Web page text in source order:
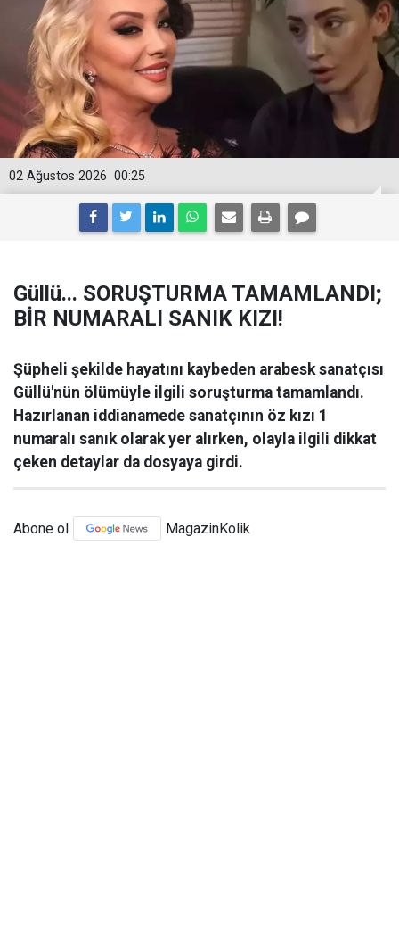
00:25
02 Ağustos 2026
Güllü... SORUŞTURMA TAMAMLANDI;
BİR NUMARALI SANIK KIZI!
Şüpheli şekilde hayatını kaybeden arabesk sanatçısı
Güllü'nün ölümüyle ilgili soruşturma tamamlandı.
Hazırlanan iddianamede sanatçının öz kızı 1
numaralı sanık olarak yer alırken, olayla ilgili dikkat
çeken detaylar da dosyaya girdi.
Abone ol MagazinKolik